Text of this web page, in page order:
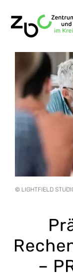
content
© LIGHTFIELD
–